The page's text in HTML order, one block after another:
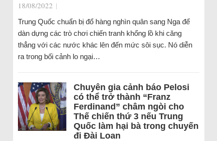
18/08/2022 |
Trung Quốc chuẩn bị đổ hàng nghìn quân sang Nga để
dàn dựng các trò chơi chiến tranh khổng lồ khi căng
thẳng với các nước khác lên đến mức sôi sục. Nó diễn
ra trong bối cảnh lo ngại…
Chuyên gia cảnh báo Pelosi
có thể trở thành “Franz
Ferdinand” châm ngòi cho
Thế chiến thứ 3 nếu Trung
Quốc làm hại bà trong chuyến
đi Đài Loan